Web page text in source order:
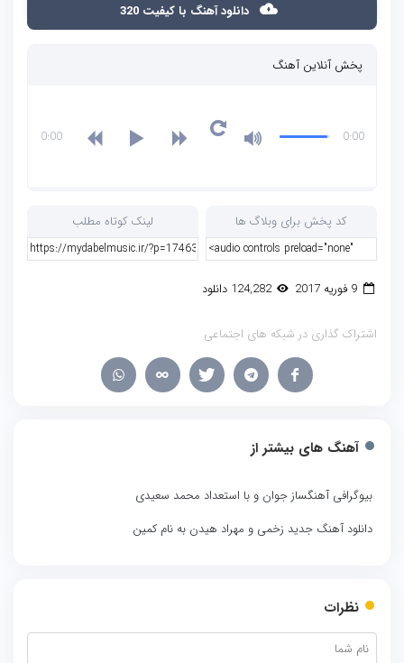
دانلود آهنگ با کیفیت 320
پخش آنلاین آهنگ
0:00
0:00
کد پخش برای وبلاگ ها لینک کوتاه مطلب
9 فوریه 2017 124,282 دانلود
اشتراک گذاری در شبکه های اجتماعی
آهنگ های بیشتر از
بیوگرافی آهنگساز جوان و با استعداد محمد سعیدی
دانلود آهنگ جدید زخمی و مهراد هیدن به نام کمین
نظرات